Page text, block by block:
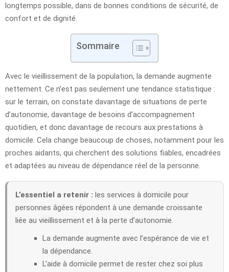
longtemps possible, dans de bonnes conditions de sécurité, de
confort et de dignité.
Sommaire
Avec le vieillissement de la population, la demande augmente
nettement. Ce n’est pas seulement une tendance statistique :
sur le terrain, on constate davantage de situations de perte
d’autonomie, davantage de besoins d’accompagnement
quotidien, et donc davantage de recours aux prestations à
domicile. Cela change beaucoup de choses, notamment pour les
proches aidants, qui cherchent des solutions fiables, encadrées
et adaptées au niveau de dépendance réel de la personne.
L’essentiel a retenir : les services à domicile pour
personnes âgées répondent à une demande croissante
liée au vieillissement et à la perte d’autonomie.
La demande augmente avec l’espérance de vie et
la dépendance.
L’aide à domicile permet de rester chez soi plus